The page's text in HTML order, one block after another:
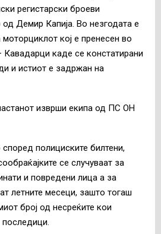
регистарски броеви
Демир Капија. Во незгодата е
кој е пренесен во
каде се констатирани
и истиот е задржан на
изврши екипа од ПС ОН
полициските билтени,
се случуваат за
и повредени лица а за
летните месеци, зашто тогаш
број од несреќите кои